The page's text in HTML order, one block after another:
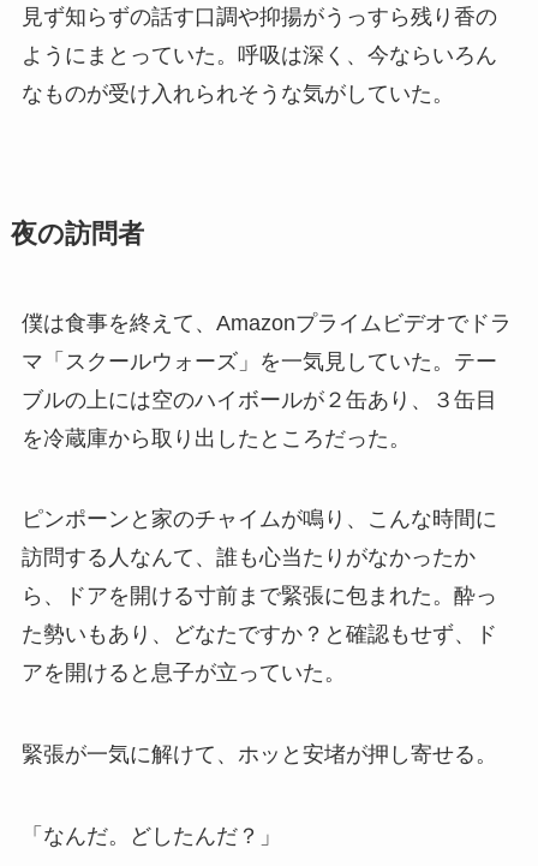
見ず知らずの話す口調や抑揚がうっすら残り香の
ようにまとっていた。呼吸は深く、今ならいろん
なものが受け入れられそうな気がしていた。
夜の訪問者
僕は食事を終えて、Amazonプライムビデオでドラ
マ「スクールウォーズ」を一気見していた。テー
ブルの上には空のハイボールが２缶あり、３缶目
を冷蔵庫から取り出したところだった。
ピンポーンと家のチャイムが鳴り、こんな時間に
訪問する人なんて、誰も心当たりがなかったか
ら、ドアを開ける寸前まで緊張に包まれた。酔っ
た勢いもあり、どなたですか？と確認もせず、ド
アを開けると息子が立っていた。
緊張が一気に解けて、ホッと安堵が押し寄せる。
「なんだ。どしたんだ？」